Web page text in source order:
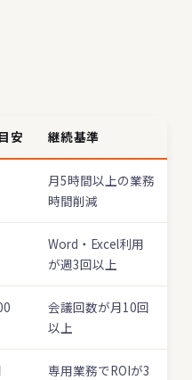
安 継続基準
月5時間以上の業務
時間削減
Word・Excel利用
が週3回以上
会議回数が月10回
以上
専用業務でROIが3